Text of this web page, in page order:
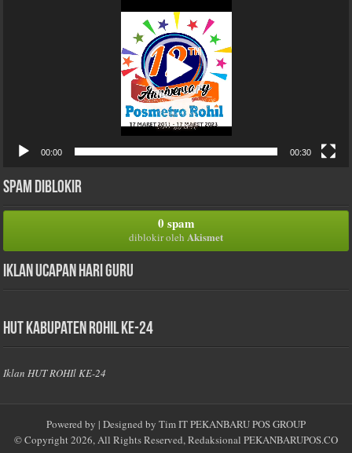
00:00 00:30
Spam Diblokir
0 spam
diblokir oleh Akismet
Iklan Ucapan Hari Guru
HUT Kabupaten Rohil Ke-24
Iklan HUT ROHIl KE-24
Powered by | Designed by Tim IT PEKANBARU POS GROUP
© Copyright 2026, All Rights Reserved, Redaksional PEKANBARUPOS.CO